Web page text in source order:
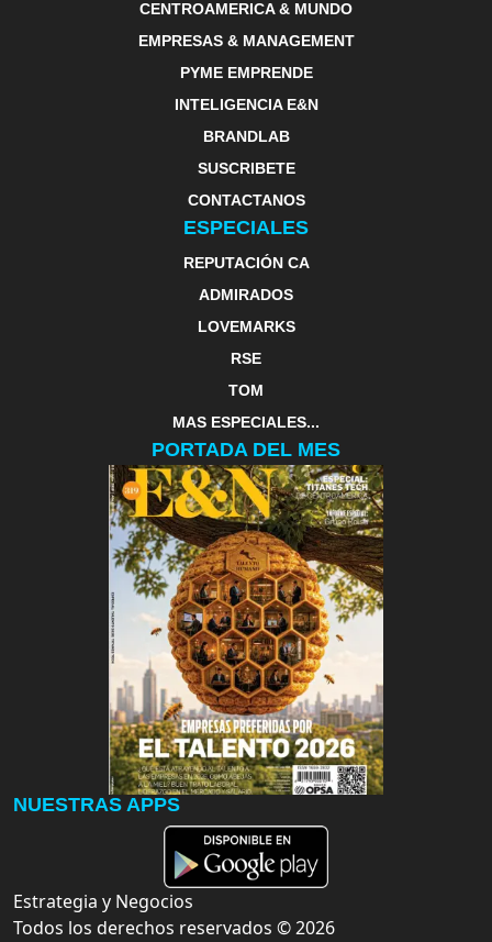
CENTROAMERICA & MUNDO
EMPRESAS & MANAGEMENT
PYME EMPRENDE
INTELIGENCIA E&N
BRANDLAB
SUSCRIBETE
CONTACTANOS
ESPECIALES
REPUTACIÓN CA
ADMIRADOS
LOVEMARKS
RSE
TOM
MAS ESPECIALES...
PORTADA DEL MES
NUESTRAS APPS
Estrategia y Negocios
Todos los derechos reservados ©2026